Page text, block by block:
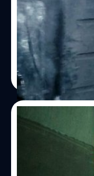
แซม ฮาร์เกรฟ ผู้กำกับ
เว็บไซต์ Collider เกี่ย
'Extraction'
ปรีดี ฤกษ์วลีกุล | 1141 days
Read More
‘Extraction 2’
สูงสุดในปี 2023
'Extraction 2' กลาย